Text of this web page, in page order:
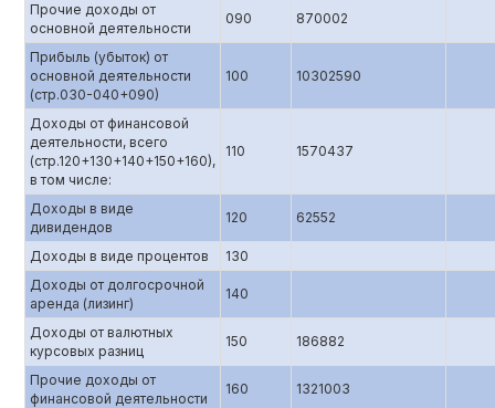
Прочие доходы от
основной деятельности
090 870002
Прибыль (убыток) от
основной деятельности
(стр.0З0-040+090)
100 10302590
Доходы от финансовой
деятельности, всего
(стр.120+130+140+150+160),
в том числе:
110 1570437
Доходы в виде
дивидендов
120 62552
Доходы в виде процентов
130
Доходы от долгосрочной
аренда (лизинг)
140
Доходы от валютных
курсовых разниц
150 186882
Прочие доходы от
финансовой деятельности
160 1321003